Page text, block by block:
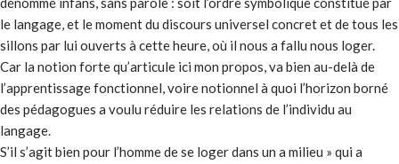
le langage, et le moment du discours universel concret et de tous les
sillons par lui ouverts à cette heure, où il nous a fallu nous loger.
Car la notion forte qu’articule ici mon propos, va bien au-delà de
l’apprentissage fonctionnel, voire notionnel à quoi l’horizon borné
des pédagogues a voulu réduire les relations de l’individu au
langage.
S’il s’agit bien pour l’homme de se loger dans un a milieu » qui a